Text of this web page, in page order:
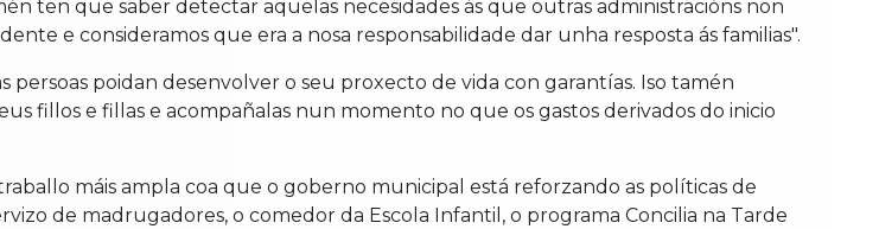
ten que saber detectar aquelas necesidades ás que outras administracións non
e consideramos que era a nosa responsabilidade dar unha resposta ás familias".
poidan desenvolver o seu proxecto de vida con garantías. Iso tamén
fillos e fillas e acompañalas nun momento no que os gastos derivados do inicio
máis ampla coa que o goberno municipal está reforzando as políticas de
de madrugadores, o comedor da Escola Infantil, o programa Concilia na Tarde